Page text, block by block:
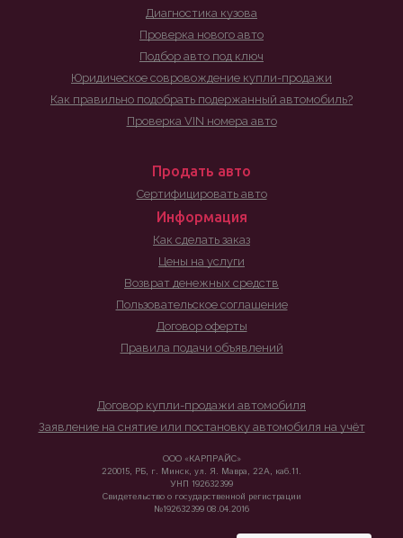
Диагностика кузова
Проверка нового авто
Подбор авто под ключ
Юридическое совровождение купли-продажи
Как правильно подобрать подержанный автомобиль?
Проверка VIN номера авто
Продать авто
Сертифицировать авто
Информация
Как сделать заказ
Цены на услуги
Возврат денежных средств
Пользовательское соглашение
Договор оферты
Правила подачи объявлений
Договор купли-продажи автомобиля
Заявление на снятие или постановку автомобиля на учёт
ООО «КАРПРАЙС»
220015, РБ, г. Минск, ул. Я. Мавра, 22А, каб.11.
УНП 192632399
Свидетельство о государственной регистрации
№192632399 08.04.2016